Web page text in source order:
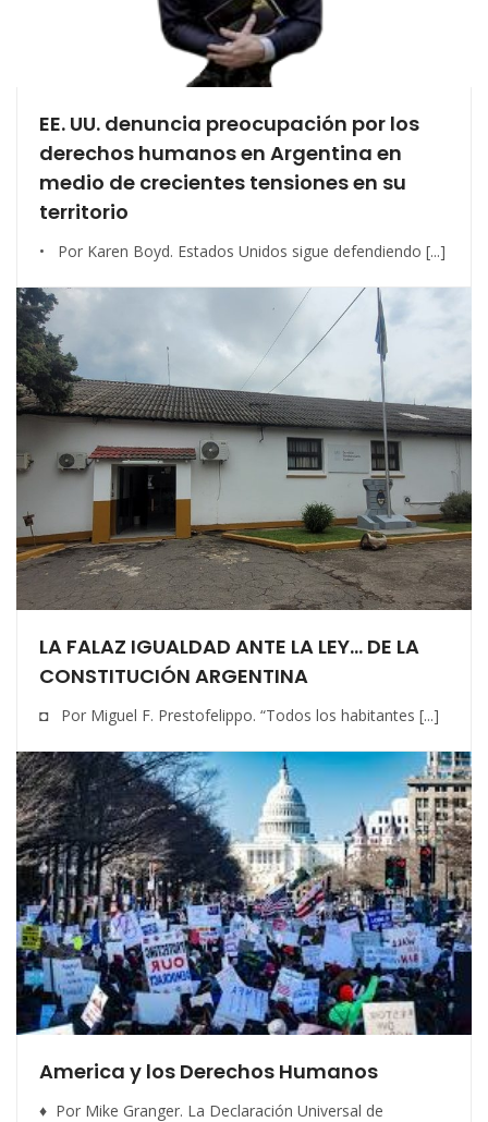
EE. UU. denuncia preocupación por los
derechos humanos en Argentina en
medio de crecientes tensiones en su
territorio
• Por Karen Boyd. Estados Unidos sigue defendiendo [...]
LA FALAZ IGUALDAD ANTE LA LEY… DE LA
CONSTITUCIÓN ARGENTINA
◘ Por Miguel F. Prestofelippo. “Todos los habitantes [...]
America y los Derechos Humanos
♦ Por Mike Granger. La Declaración Universal de